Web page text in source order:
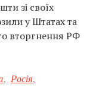
зі своїх
у Штатах та
вторгнення РФ
, Росія,